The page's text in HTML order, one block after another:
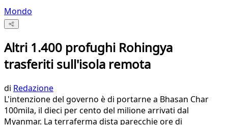
Mondo
Altri 1.400 profughi Rohingya
trasferiti sull'isola remota
di Redazione
L'intenzione del governo è di portarne a Bhasan Char
100mila, il dieci per cento del milione arrivati dal
Myanmar. La terraferma dista parecchie ore di